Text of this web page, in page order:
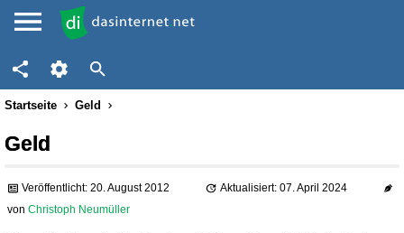
Startseite Geld
Geld
Veröffentlicht: 20. August 2012
Aktualisiert: 07. April 2024
von Christoph Neumüller